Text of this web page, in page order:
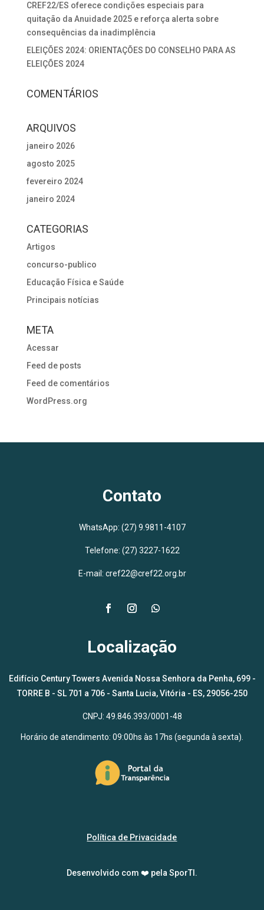
CREF22/ES oferece condições especiais para
quitação da Anuidade 2025 e reforça alerta sobre
consequências da inadimplência
ELEIÇÕES 2024: ORIENTAÇÕES DO CONSELHO PARA AS
ELEIÇÕES 2024
COMENTÁRIOS
ARQUIVOS
janeiro 2026
agosto 2025
fevereiro 2024
janeiro 2024
CATEGORIAS
Artigos
concurso-publico
Educação Física e Saúde
Principais notícias
META
Acessar
Feed de posts
Feed de comentários
WordPress.org
Contato
WhatsApp: (27) 9.9811-4107
Telefone: (27) 3227-1622
E-mail: cref22@cref22.org.br
Localização
Edifício Century Towers Avenida Nossa Senhora da Penha, 699 -
TORRE B - SL 701 a 706 - Santa Lucia, Vitória - ES, 29056-250
CNPJ: 49.846.393/0001-48
Horário de atendimento: 09:00hs às 17hs (segunda à sexta).
Política de Privacidade
Desenvolvido com ❤️ pela SporTI .